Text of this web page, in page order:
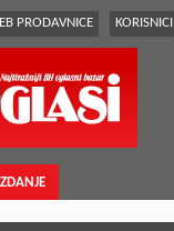
PRODAVNICE KORISNICI